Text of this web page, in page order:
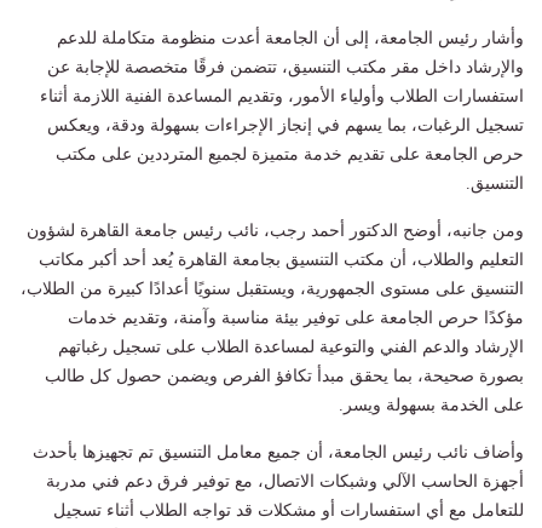
وأشار رئيس الجامعة، إلى أن الجامعة أعدت منظومة متكاملة للدعم
والإرشاد داخل مقر مكتب التنسيق، تتضمن فرقًا متخصصة للإجابة عن
استفسارات الطلاب وأولياء الأمور، وتقديم المساعدة الفنية اللازمة أثناء
تسجيل الرغبات، بما يسهم في إنجاز الإجراءات بسهولة ودقة، ويعكس
حرص الجامعة على تقديم خدمة متميزة لجميع المترددين على مكتب
التنسيق.
ومن جانبه، أوضح الدكتور أحمد رجب، نائب رئيس جامعة القاهرة لشؤون
التعليم والطلاب، أن مكتب التنسيق بجامعة القاهرة يُعد أحد أكبر مكاتب
التنسيق على مستوى الجمهورية، ويستقبل سنويًا أعدادًا كبيرة من الطلاب،
مؤكدًا حرص الجامعة على توفير بيئة مناسبة وآمنة، وتقديم خدمات
الإرشاد والدعم الفني والتوعية لمساعدة الطلاب على تسجيل رغباتهم
بصورة صحيحة، بما يحقق مبدأ تكافؤ الفرص ويضمن حصول كل طالب
على الخدمة بسهولة ويسر.
وأضاف نائب رئيس الجامعة، أن جميع معامل التنسيق تم تجهيزها بأحدث
أجهزة الحاسب الآلي وشبكات الاتصال، مع توفير فرق دعم فني مدربة
للتعامل مع أي استفسارات أو مشكلات قد تواجه الطلاب أثناء تسجيل